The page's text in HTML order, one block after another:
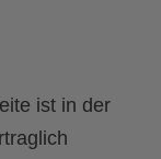
ist in der